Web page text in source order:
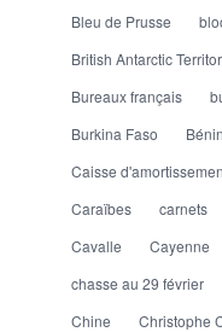
Bleu de Prusse
British Antarctic
Bureaux français
Burkina Faso
Bénin
Caisse
Caraïbes
carnets
Cavalle
Cayenne
chasse au 29 février
Chine
Christophe